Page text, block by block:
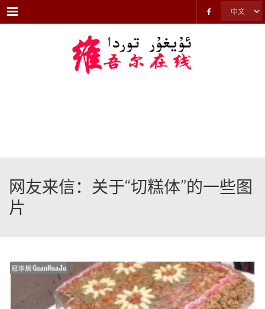
Menu
网友来信：关于“切糕体”的一些图
片